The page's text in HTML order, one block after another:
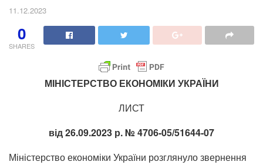
11.12.2023
0
SHARES
МІНІСТЕРСТВО ЕКОНОМІКИ УКРАЇНИ
ЛИСТ
від 26.09.2023 р. № 4706-05/51644-07
Міністерство економіки України розглянуло звернення